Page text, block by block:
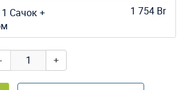
Сачок +
1 754 Br
- +